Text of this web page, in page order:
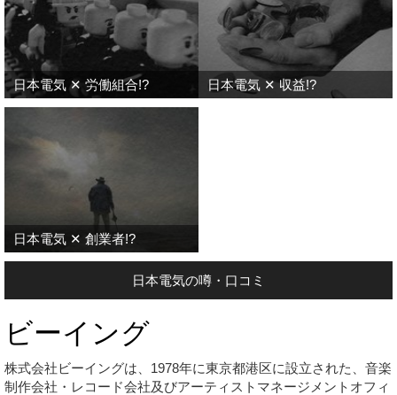
日本電気 ✕ 労働組合!? 日本電気 ✕ 収益!?
日本電気 ✕ 創業者!?
日本電気の噂・口コミ
ビーイング
株式会社ビーイングは、1978年に東京都港区に設立された、音楽
制作会社・レコード会社及びアーティストマネージメントオフィ